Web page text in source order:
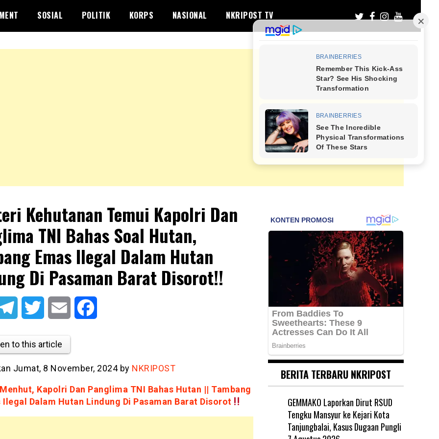
SOSIAL POLITIK KORPS NASIONAL NKRIPOST TV
Kehutanan Temui Kapolri Dan
TNI Bahas Soal Hutan,
Emas Ilegal Dalam Hutan
Di Pasaman Barat Disorot!!
Telegram Twitter Email
to this article
Jumat, 8 November, 2024 by NKRIPOST
Kapolri Dan Panglima TNI Bahas Hutan || Tambang
Ilegal Dalam Hutan Lindung Di Pasaman Barat Disorot
BERITA TERBARU NKRIPOST
GEMMAKO Laporkan Dirut RSUD
Tengku Mansyur ke Kejari Kota
Tanjungbalai, Kasus Dugaan Pungli